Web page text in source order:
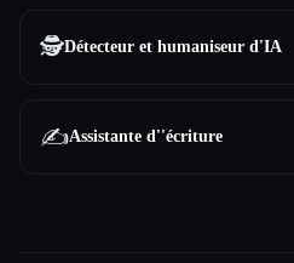
🕵️Détecteur et humaniseur d'IA
✍️Assistante d''écriture